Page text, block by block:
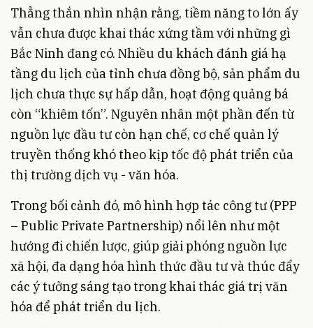
Thẳng thắn nhìn nhận rằng, tiềm năng to lớn ấy
vẫn chưa được khai thác xứng tầm với những gì
Bắc Ninh đang có. Nhiều du khách đánh giá hạ
tầng du lịch của tỉnh chưa đồng bộ, sản phẩm du
lịch chưa thực sự hấp dẫn, hoạt động quảng bá
còn “khiêm tốn”. Nguyên nhân một phần đến từ
nguồn lực đầu tư còn hạn chế, cơ chế quản lý
truyền thống khó theo kịp tốc độ phát triển của
thị trường dịch vụ - văn hóa.
Trong bối cảnh đó, mô hình hợp tác công tư (PPP
– Public Private Partnership) nổi lên như một
hướng đi chiến lược, giúp giải phóng nguồn lực
xã hội, đa dạng hóa hình thức đầu tư và thúc đẩy
các ý tưởng sáng tạo trong khai thác giá trị văn
hóa để phát triển du lịch.